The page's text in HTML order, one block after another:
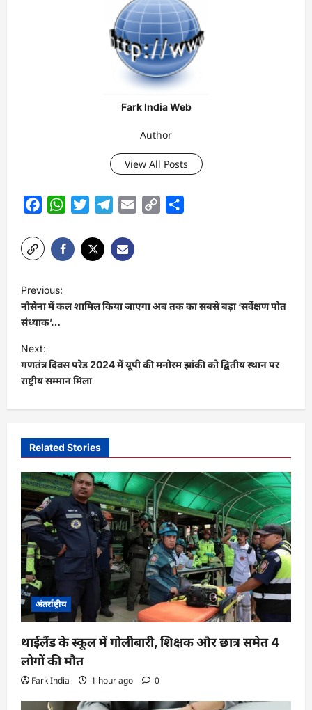
Fark India Web
Author
View All Posts
FacebookWhatsAppTwitterTelegram
Email
Copy
P
o
s
t
n
a
v
g
a
i
o
n
Previous:
नौसेना में कल शामिल किया जाएगा अब तक का सबसे बड़ा ‘सर्वेक्षण पोत
संध्याक’…
Next:
गणतंत्र दिवस परेड 2024 में यूपी की मनोरम झांकी को द्वितीय स्थान पर
राष्ट्रीय सम्मान मिला
Related Stories
अंतर्राष्ट्रीय
थाईलैंड के स्कूल में गोलीबारी, शिक्षक और छात्र समेत 4
लोगों की मौत
Fark India 1 hour ago 0